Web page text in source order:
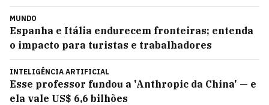
MUNDO
Espanha e Itália endurecem fronteiras; entenda
o impacto para turistas e trabalhadores
INTELIGÊNCIA ARTIFICIAL
Esse professor fundou a 'Anthropic da China' — e
ela vale US$ 6,6 bilhões